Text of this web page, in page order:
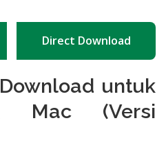
Direct Download
untuk
Mac (Versi